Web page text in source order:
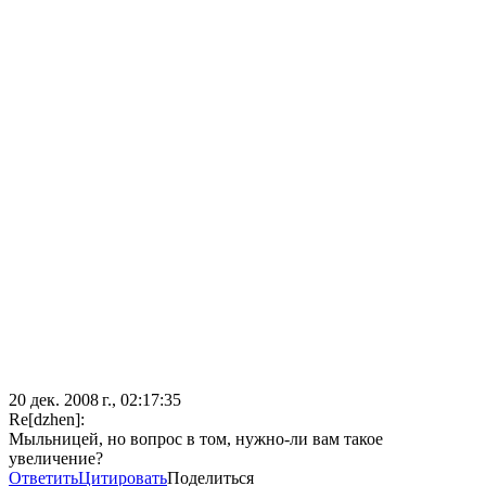
20 дек. 2008 г., 02:17:35
Re[dzhen]:
Мыльницей, но вопрос в том, нужно-ли вам такое
увеличение?
ОтветитьЦитироватьПоделиться